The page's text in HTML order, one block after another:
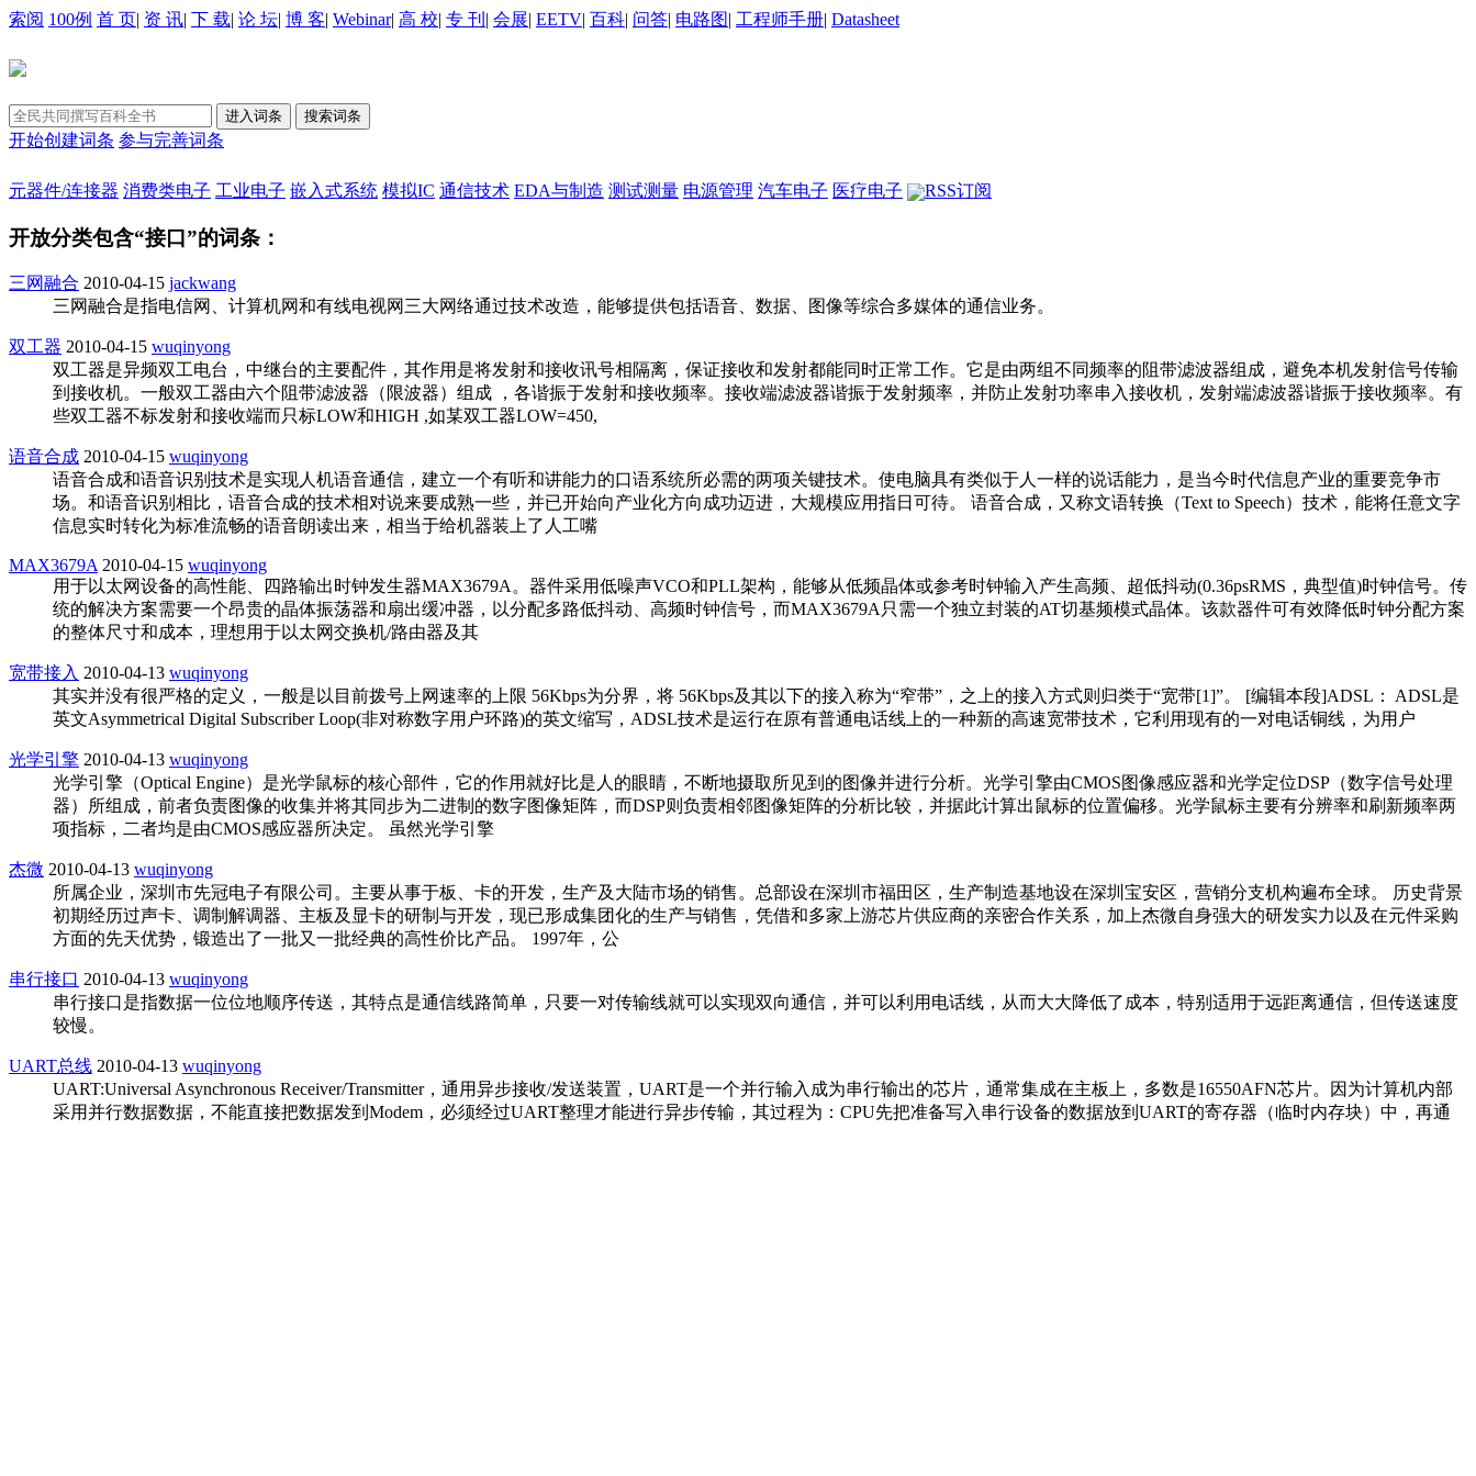
索阅 100例 首 页| 资 讯| 下 载| 论 坛| 博 客| Webinar| 高 校| 专 刊 | 会展| EETV| 百科| 问答| 电路图| 工程师手册| Datasheet
开始创建词条 参与完善词条
元器件/连接器 消费类电子 工业电子 嵌入式系统 模拟IC 通信技术 EDA与制造 测试测量 电源管理 汽车电子 医疗电子 RSS订阅
开放分类包含“接口”的词条：
三网融合 2010-04-15 jackwang
三网融合是指电信网、计算机网和有线电视网三大网络通过技术改造，能够提供包括语音、数据、图像等综合多媒体的通信业务。
双工器 2010-04-15 wuqinyong
双工器是异频双工电台，中继台的主要配件，其作用是将发射和接收讯号相隔离，保证接收和发射都能同时正常工作。它是由两组不同频率的阻带滤波器组成，避免本机发射信号传输
到接收机。一般双工器由六个阻带滤波器（限波器）组成 ，各谐振于发射和接收频率。接收端滤波器谐振于发射频率，并防止发射功率串入接收机，发射端滤波器谐振于接收频率。有
些双工器不标发射和接收端而只标LOW和HIGH ,如某双工器LOW=450,
语音合成 2010-04-15 wuqinyong
语音合成和语音识别技术是实现人机语音通信，建立一个有听和讲能力的口语系统所必需的两项关键技术。使电脑具有类似于人一样的说话能力，是当今时代信息产业的重要竞争市
场。和语音识别相比，语音合成的技术相对说来要成熟一些，并已开始向产业化方向成功迈进，大规模应用指日可待。 语音合成，又称文语转换（Text to Speech）技术，能将任意文字
信息实时转化为标准流畅的语音朗读出来，相当于给机器装上了人工嘴
MAX3679A 2010-04-15 wuqinyong
用于以太网设备的高性能、四路输出时钟发生器MAX3679A。器件采用低噪声VCO和PLL架构，能够从低频晶体或参考时钟输入产生高频、超低抖动(0.36psRMS，典型值)时钟信号。传
统的解决方案需要一个昂贵的晶体振荡器和扇出缓冲器，以分配多路低抖动、高频时钟信号，而MAX3679A只需一个独立封装的AT切基频模式晶体。该款器件可有效降低时钟分配方案
的整体尺寸和成本，理想用于以太网交换机/路由器及其
宽带接入 2010-04-13 wuqinyong
其实并没有很严格的定义，一般是以目前拨号上网速率的上限 56Kbps为分界，将 56Kbps及其以下的接入称为“窄带”，之上的接入方式则归类于“宽带[1]”。 [编辑本段]ADSL： ADSL是
英文Asymmetrical Digital Subscriber Loop(非对称数字用户环路)的英文缩写，ADSL技术是运行在原有普通电话线上的一种新的高速宽带技术，它利用现有的一对电话铜线，为用户
光学引擎 2010-04-13 wuqinyong
光学引擎（Optical Engine）是光学鼠标的核心部件，它的作用就好比是人的眼睛，不断地摄取所见到的图像并进行分析。光学引擎由CMOS图像感应器和光学定位DSP（数字信号处理
器）所组成，前者负责图像的收集并将其同步为二进制的数字图像矩阵，而DSP则负责相邻图像矩阵的分析比较，并据此计算出鼠标的位置偏移。光学鼠标主要有分辨率和刷新频率两
项指标，二者均是由CMOS感应器所决定。 虽然光学引擎
杰微 2010-04-13 wuqinyong
所属企业，深圳市先冠电子有限公司。主要从事于板、卡的开发，生产及大陆市场的销售。总部设在深圳市福田区，生产制造基地设在深圳宝安区，营销分支机构遍布全球。 历史背景
初期经历过声卡、调制解调器、主板及显卡的研制与开发，现已形成集团化的生产与销售，凭借和多家上游芯片供应商的亲密合作关系，加上杰微自身强大的研发实力以及在元件采购
方面的先天优势，锻造出了一批又一批经典的高性价比产品。 1997年，公
串行接口 2010-04-13 wuqinyong
串行接口是指数据一位位地顺序传送，其特点是通信线路简单，只要一对传输线就可以实现双向通信，并可以利用电话线，从而大大降低了成本，特别适用于远距离通信，但传送速度
较慢。
UART总线 2010-04-13 wuqinyong
UART:Universal Asynchronous Receiver/Transmitter，通用异步接收/发送装置，UART是一个并行输入成为串行输出的芯片，通常集成在主板上，多数是16550AFN芯片。因为计算机内部
采用并行数据数据，不能直接把数据发到Modem，必须经过UART整理才能进行异步传输，其过程为：CPU先把准备写入串行设备的数据放到UART的寄存器（临时内存块）中，再通